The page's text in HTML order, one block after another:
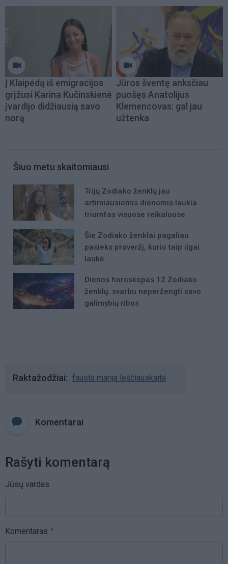
Į Klaipėdą iš emigracijos
grįžusi Karina Kučinskienė
įvardijo didžiausią savo
norą
Jūros šventę anksčiau
puošęs Anatolijus
Klemencovas: gal jau
užtenka
Šiuo metu skaitomiausi
Trijų Zodiako ženklų jau
artimiausiomis dienomis laukia
triumfas visuose reikaluose
Šie Zodiako ženklai pagaliau
pasieks proveržį, kurio taip ilgai
laukė
Dienos horoskopas 12 Zodiako
ženklų: svarbu neperžengti savo
galimybių ribos
Raktažodžiai fausta marija leščiauskaitė
Komentarai
Rašyti komentarą
Jūsų vardas
Komentaras